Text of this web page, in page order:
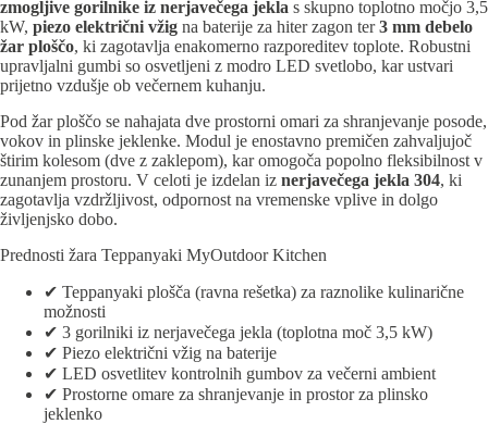
zmogljive gorilnike iz nerjavečega jekla s skupno toplotno močjo 3,5
kW, piezo električni vžig na baterije za hiter zagon ter3 mm debelo
žar ploščo, ki zagotavlja enakomerno razporeditev toplote. Robustni
upravljalni gumbi so osvetljeni z modro LED svetlobo, kar ustvari
prijetno vzdušje ob večernem kuhanju.
Pod žar ploščo se nahajata dve prostorni omari za shranjevanje posode,
vokov in plinske jeklenke. Modul je enostavno premičen zahvaljujoč
štirim kolesom (dve z zaklepom), kar omogoča popolno fleksibilnost v
zunanjem prostoru. V celoti je izdelan iz nerjavečega jekla 304, ki
zagotavlja vzdržljivost, odpornost na vremenske vplive in dolgo
življenjsko dobo.
Prednosti žara Teppanyaki MyOutdoor Kitchen
✔ Teppanyaki plošča (ravna rešetka) za raznolike kulinarične
možnosti
✔ 3 gorilniki iz nerjavečega jekla (toplotna moč 3,5 kW)
✔ Piezo električni vžig na baterije
✔ LED osvetlitev kontrolnih gumbov za večerni ambient
✔ Prostorne omare za shranjevanje in prostor za plinsko
jeklenko